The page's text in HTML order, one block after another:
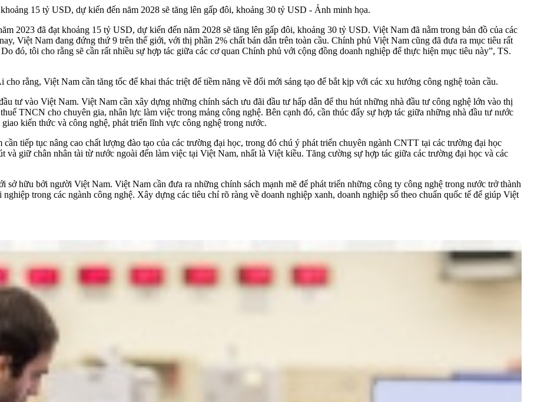
15 tỷ USD, dự kiến đến năm 2028 sẽ tăng lên gấp đôi, khoảng 30 tỷ USD - Ảnh minh họa.
2023 đã đạt khoảng 15 tỷ USD, dự kiến đến năm 2028 sẽ tăng lên gấp đôi, khoảng 30 tỷ USD. Việt Nam đã nằm trong bản đồ của các
Việt Nam đang đứng thứ 9 trên thế giới, với thị phần 2% chất bán dẫn trên toàn cầu. Chính phủ Việt Nam cũng đã đưa ra mục tiêu rất
đó, tôi cho rằng sẽ cần rất nhiều sự hợp tác giữa các cơ quan Chính phủ với cộng đồng doanh nghiệp để thực hiện mục tiêu này”, TS.
rằng, Việt Nam cần tăng tốc để khai thác triệt để tiềm năng về đổi mới sáng tạo để bắt kịp với các xu hướng công nghệ toàn cầu.
tư vào Việt Nam. Việt Nam cần xây dựng những chính sách ưu đãi đầu tư hấp dẫn để thu hút những nhà đầu tư công nghệ lớn vào thị
TNCN cho chuyên gia, nhân lực làm việc trong mảng công nghệ. Bên cạnh đó, cần thúc đẩy sự hợp tác giữa những nhà đầu tư nước
kiến thức và công nghệ, phát triển lĩnh vực công nghệ trong nước.
tiếp tục nâng cao chất lượng đào tạo của các trường đại học, trong đó chú ý phát triển chuyên ngành CNTT tại các trường đại học
và giữ chân nhân tài từ nước ngoài đến làm việc tại Việt Nam, nhất là Việt kiều. Tăng cường sự hợp tác giữa các trường đại học và các
sở hữu bởi người Việt Nam. Việt Nam cần đưa ra những chính sách mạnh mẽ để phát triển những công ty công nghệ trong nước trở thành
trong các ngành công nghệ. Xây dựng các tiêu chí rõ ràng về doanh nghiệp xanh, doanh nghiệp số theo chuẩn quốc tế để giúp Việt